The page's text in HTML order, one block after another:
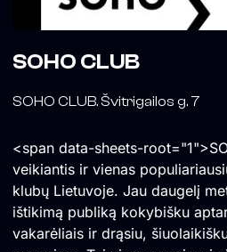
SOHO CLUB
SOHO CLUB. Švitrigailos g. 7
<span data-sheets-
veikiantis ir vienas
klubų Lietuvoje. Jau daugelį
ištikimą publiką kokybišku
vakarėliais ir drąsiu,